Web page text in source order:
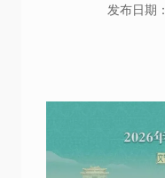
发布日期：